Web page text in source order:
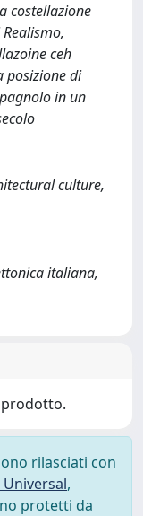
costellazione
ceh
posizione di
in un
culture,
italiana,
prodotto.
rilasciati con
Universal,
protetti da